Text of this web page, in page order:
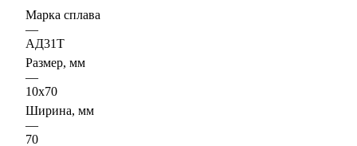
Марка сплава
—
АД31Т
Размер, мм
—
10х70
Ширина, мм
—
70